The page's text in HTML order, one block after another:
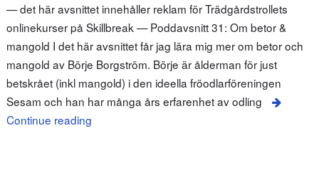
— det här avsnittet innehåller reklam för Trädgårdstrollets
onlinekurser på Skillbreak — Poddavsnitt 31: Om betor &
mangold I det här avsnittet får jag lära mig mer om betor och
mangold av Börje Borgström. Börje är ålderman för just
betskrået (inkl mangold) i den ideella fröodlarföreningen
Sesam och han har många års erfarenhet av odling
Continue reading